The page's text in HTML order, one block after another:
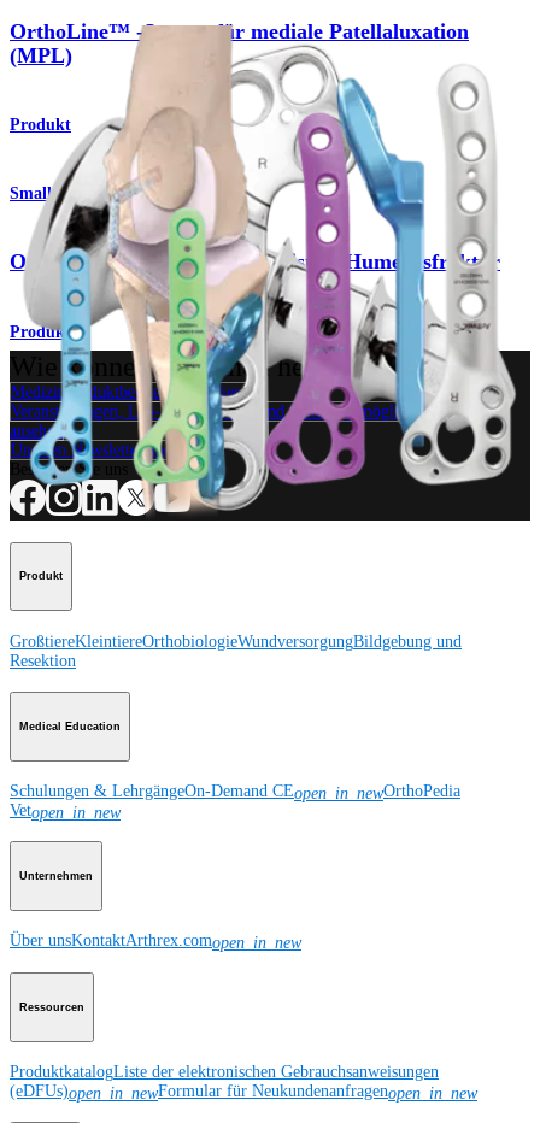
OrthoLine™ -System für mediale Patellaluxation
(MPL)
Produkt
Small Animal
OrthoLine™-System für die distale Humerusfraktur
Produkt
Wie können wir Ihnen helfen?
Medizinproduktberater kontaktieren
Veranstaltungen, Lab-Vorführungen und Schulungsmöglichkeiten
ansehen
Unseren Newsletter abonnieren
Besuchen Sie uns
Produkt
GroßtiereKleintiereOrthobiologieWundversorgungBildgebung und
Resektion
Medical Education
Schulungen & LehrgängeOn-Demand CEopen_in_newOrthoPedia
Vetopen_in_new
Unternehmen
Über unsKontaktArthrex.comopen_in_new
Ressourcen
ProduktkatalogListe der elektronischen Gebrauchsanweisungen
(eDFUs)open_in_newFormular für Neukundenanfragenopen_in_new